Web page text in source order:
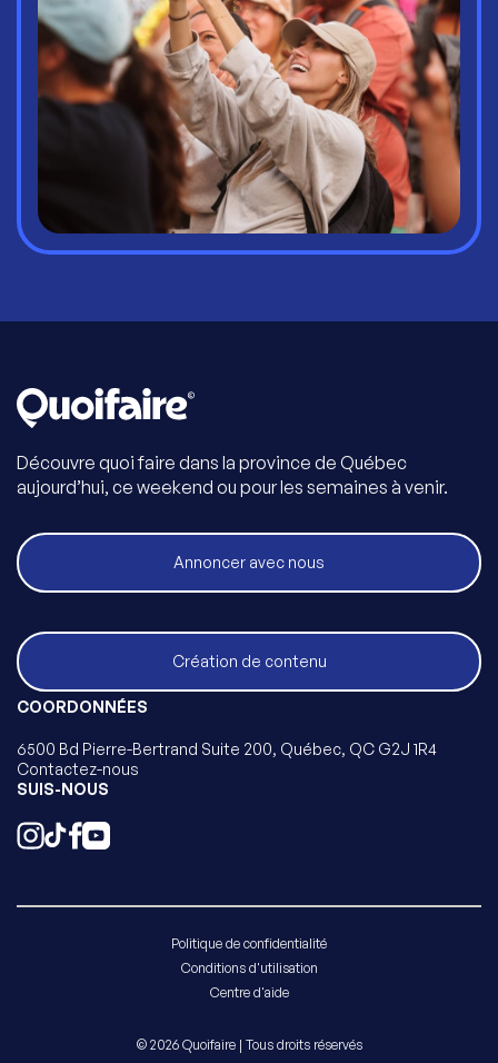
Découvre quoi faire dans la province de Québec
aujourd’hui, ce weekend ou pour les semaines à venir.
Annoncer avec nous
Création de contenu
COORDONNÉES
6500 Bd Pierre-Bertrand Suite 200, Québec, QC G2J 1R4
Contactez-nous
SUIS-NOUS
Politique de confidentialité
Conditions d'utilisation
Centre d'aide
© 2026 Quoifaire | Tous droits réservés